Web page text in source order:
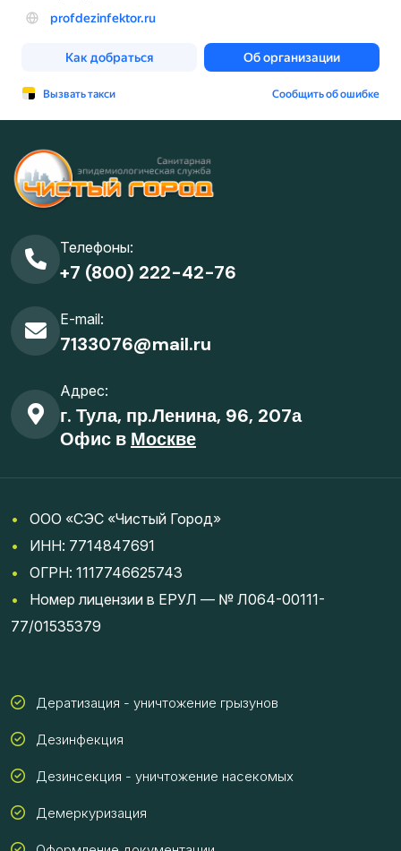
Телефоны:
+7 (800) 222-42-76
E-mail:
7133076@mail.ru
Адрес:
г. Тула, пр.Ленина, 96, 207а
Офис в Москве
• ООО «СЭС «Чистый Город»
•
ИНН: 7714847691
• ОГРН: 1117746625743
• Номер лицензии в ЕРУЛ — № Л064-00111-
77/01535379
Дератизация - уничтожение грызунов
Дезинфекция
Дезинсекция - уничтожение насекомых
Демеркуризация